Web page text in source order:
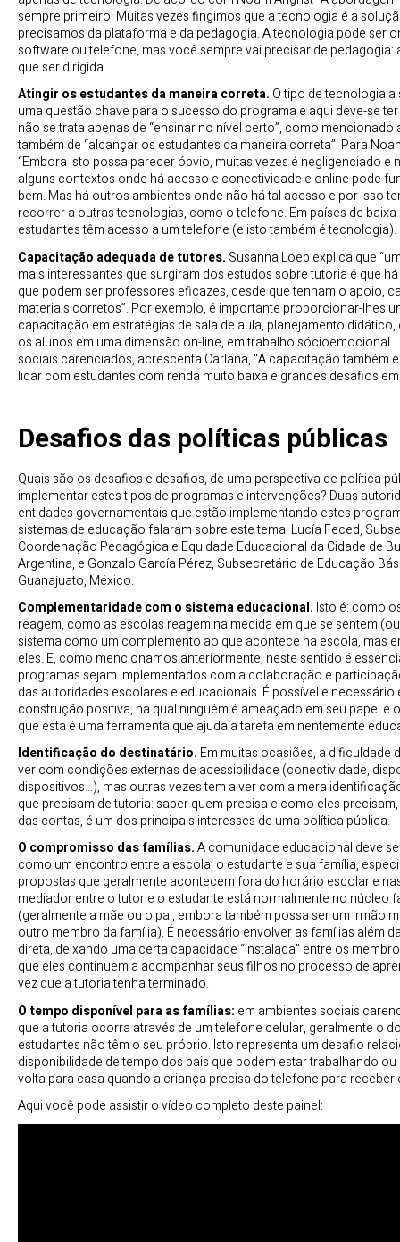
sempre primeiro. Muitas vezes fingimos que a tecnologia é a
precisamos da plataforma e da pedagogia. A tecnologia pode ser
software ou telefone, mas você sempre vai precisar de pedagogia:
que ser dirigida.
Atingir os estudantes da maneira correta. O tipo de tecnologia a
uma questão chave para o sucesso do programa e aqui deve-se
não se trata apenas de “ensinar no nível certo”, como mencionado
também de “alcançar os estudantes da maneira correta”. Para
“Embora isto possa parecer óbvio, muitas vezes é negligenciado e
alguns contextos onde há acesso e conectividade e online pode
bem. Mas há outros ambientes onde não há tal acesso e por isso
recorrer a outras tecnologias, como o telefone. Em países de baixa
estudantes têm acesso a um telefone (e isto também é tecnologia).
Capacitação adequada de tutores. Susanna Loeb explica que
mais interessantes que surgiram dos estudos sobre tutoria é que
que podem ser professores eficazes, desde que tenham o apoio,
materiais corretos”. Por exemplo, é importante proporcionar-lhes
capacitação em estratégias de sala de aula, planejamento
os alunos em uma dimensão on-line, em trabalho
sociais carenciados, acrescenta Carlana, “A capacitação também
lidar com estudantes com renda muito baixa e grandes desafios em
Desafios das políticas públicas
Quais são os desafios e desafios, de uma perspectiva de política
implementar estes tipos de programas e intervenções? Duas
entidades governamentais que estão implementando estes
sistemas de educação falaram sobre este tema: Lucía Feced,
Coordenação Pedagógica e Equidade Educacional da Cidade de
Argentina, e Gonzalo García Pérez, Subsecretário de Educação
Guanajuato, México.
Complementaridade com o sistema educacional. Isto é: como
reagem, como as escolas reagem na medida em que se sentem
sistema como um complemento ao que acontece na escola, mas
eles. E, como mencionamos anteriormente, neste sentido é
programas sejam implementados com a colaboração e
das autoridades escolares e educacionais. É possível e
construção positiva, na qual ninguém é ameaçado em seu papel e
que esta é uma ferramenta que ajuda a tarefa eminentemente
Identificação do destinatário. Em muitas ocasiões, a dificuldade
ver com condições externas de acessibilidade (conectividade,
dispositivos…), mas outras vezes tem a ver com a mera
que precisam de tutoria: saber quem precisa e como eles
das contas, é um dos principais interesses de uma política pública.
O compromisso das famílias.A comunidade educacional deve
como um encontro entre a escola, o estudante e sua família,
propostas que geralmente acontecem fora do horário escolar e
mediador entre o tutor e o estudante está normalmente no núcleo
(geralmente a mãe ou o pai, embora também possa ser um irmão
outro membro da família). É necessário envolver as famílias além
direta, deixando uma certa capacidade “instalada” entre os
que eles continuem a acompanhar seus filhos no processo de
vez que a tutoria tenha terminado.
O tempo disponível para as famílias: em ambientes sociais
que a tutoria ocorra através de um telefone celular, geralmente o
estudantes não têm o seu próprio. Isto representa um desafio
disponibilidade de tempo dos pais que podem estar trabalhando
volta para casa quando a criança precisa do telefone para receber
Aqui você pode assistir o vídeo completo deste painel: